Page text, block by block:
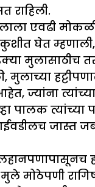
राहिली.
एवढी
घेत
मुलासाठीच
त्यांच्या
त्यांच्या
जास्त
मोठेपणी